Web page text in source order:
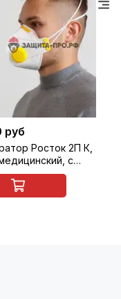
руб
Росток 2П К,
с